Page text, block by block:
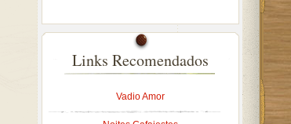
Links Recomendados
Vadio Amor